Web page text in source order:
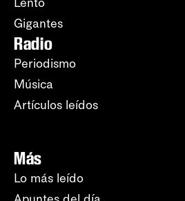
Gigantes
Radio
Periodismo
Música
Artículos leídos
Más
Lo más leído